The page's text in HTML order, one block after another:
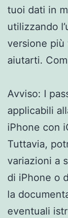
tuoi dati in
utilizzando
versione più
aiutarti.
Avviso: I
applicabili
iPhone con
Tuttavia,
variazioni a
di iPhone o
la
eventuali